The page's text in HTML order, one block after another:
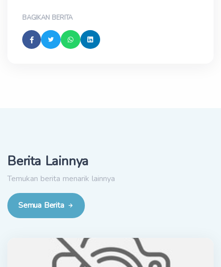
BAGIKAN BERITA
Berita Lainnya
Temukan berita menarik lainnya
Semua Berita